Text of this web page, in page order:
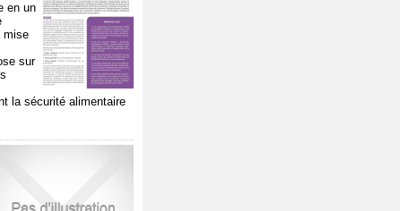
en un
mise
sur
la sécurité alimentaire